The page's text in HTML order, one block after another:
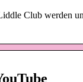
Club werden